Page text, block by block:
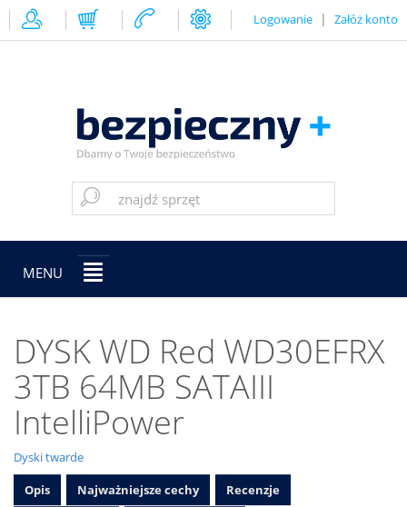
Logowanie | Załóż konto
MENU
DYSK WD Red WD30EFRX
3TB 64MB SATAIII
IntelliPower
Dyski twarde
Opis
Najważniejsze cechy
Recenzje